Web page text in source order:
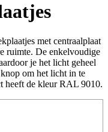
met centraalplaat
ruimte. De enkelvoudige
je het licht geheel
om het licht in te
heeft de kleur RAL 9010.